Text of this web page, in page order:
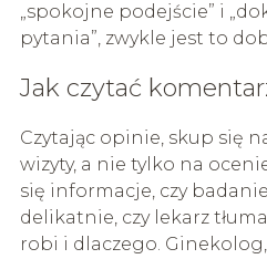
„spokojne podejście” i
pytania”, zwykle jest to
Jak czytać
Czytając opinie, skup się
wizyty, a nie tylko na
się informacje, czy
delikatnie, czy lekarz
robi i dlaczego.